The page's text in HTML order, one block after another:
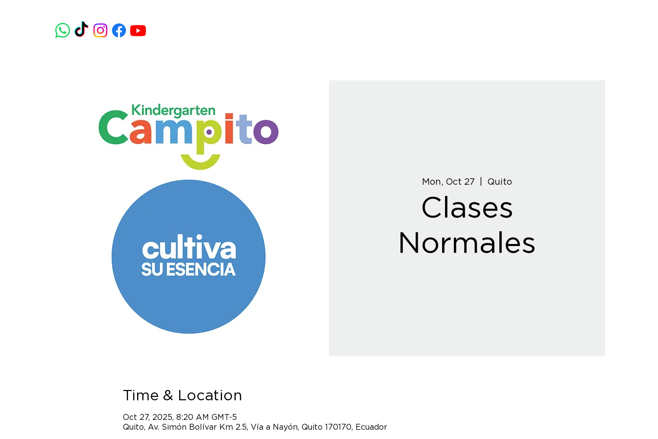
Mon, Oct 27 Quito
Clases
Normales
Time & Location
Oct 27, 2025, 8:20 AM GMT-5
Quito, Av. Simón Bolívar Km 2.5, Vía a Nayón, Quito 170170, Ecuador